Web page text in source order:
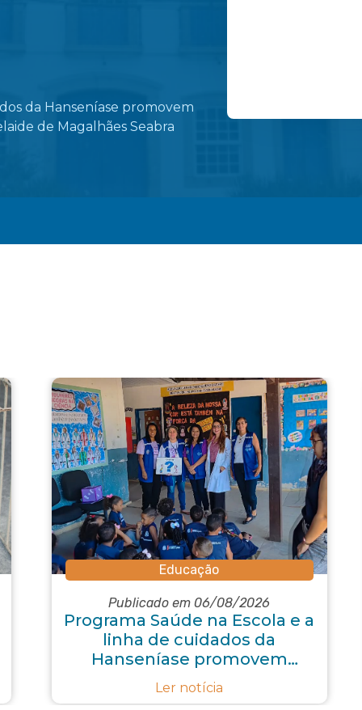
da Hanseníase promovem
de Magalhães Seabra
Educação
Publicado em 06/08/2026
Programa Saúde na Escola e a
linha de cuidados da
Hanseníase promovem
conscientização sobre
hanseníase na E.M Adelaide
Ler notícia